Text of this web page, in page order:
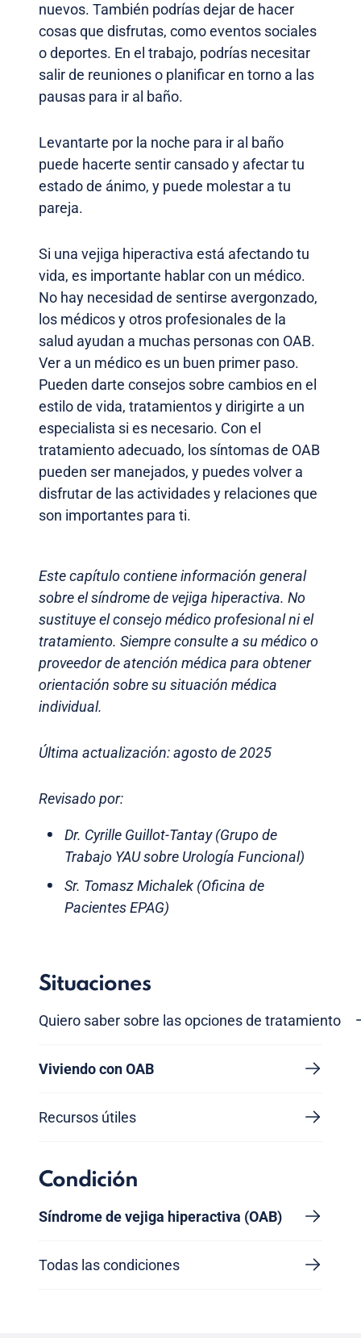
nuevos. También podrías dejar de hacer
cosas que disfrutas, como eventos sociales
o deportes. En el trabajo, podrías necesitar
salir de reuniones o planificar en torno a las
pausas para ir al baño.
Levantarte por la noche para ir al baño
puede hacerte sentir cansado y afectar tu
estado de ánimo, y puede molestar a tu
pareja.
Si una vejiga hiperactiva está afectando tu
vida, es importante hablar con un médico.
No hay necesidad de sentirse avergonzado,
los médicos y otros profesionales de la
salud ayudan a muchas personas con OAB.
Ver a un médico es un buen primer paso.
Pueden darte consejos sobre cambios en el
estilo de vida, tratamientos y dirigirte a un
especialista si es necesario. Con el
tratamiento adecuado, los síntomas de OAB
pueden ser manejados, y puedes volver a
disfrutar de las actividades y relaciones que
son importantes para ti.
Este capítulo contiene información general
sobre el síndrome de vejiga hiperactiva. No
sustituye el consejo médico profesional ni el
tratamiento. Siempre consulte a su médico o
proveedor de atención médica para obtener
orientación sobre su situación médica
individual.
Última actualización: agosto de 2025
Revisado por:
Dr. Cyrille Guillot-Tantay (Grupo de
Trabajo YAU sobre Urología Funcional)
Sr. Tomasz Michalek (Oficina de
Pacientes EPAG)
Situaciones
Quiero saber sobre las opciones de tratamiento
Viviendo con OAB
Recursos útiles
Condición
Síndrome de vejiga hiperactiva (OAB)
Todas las condiciones